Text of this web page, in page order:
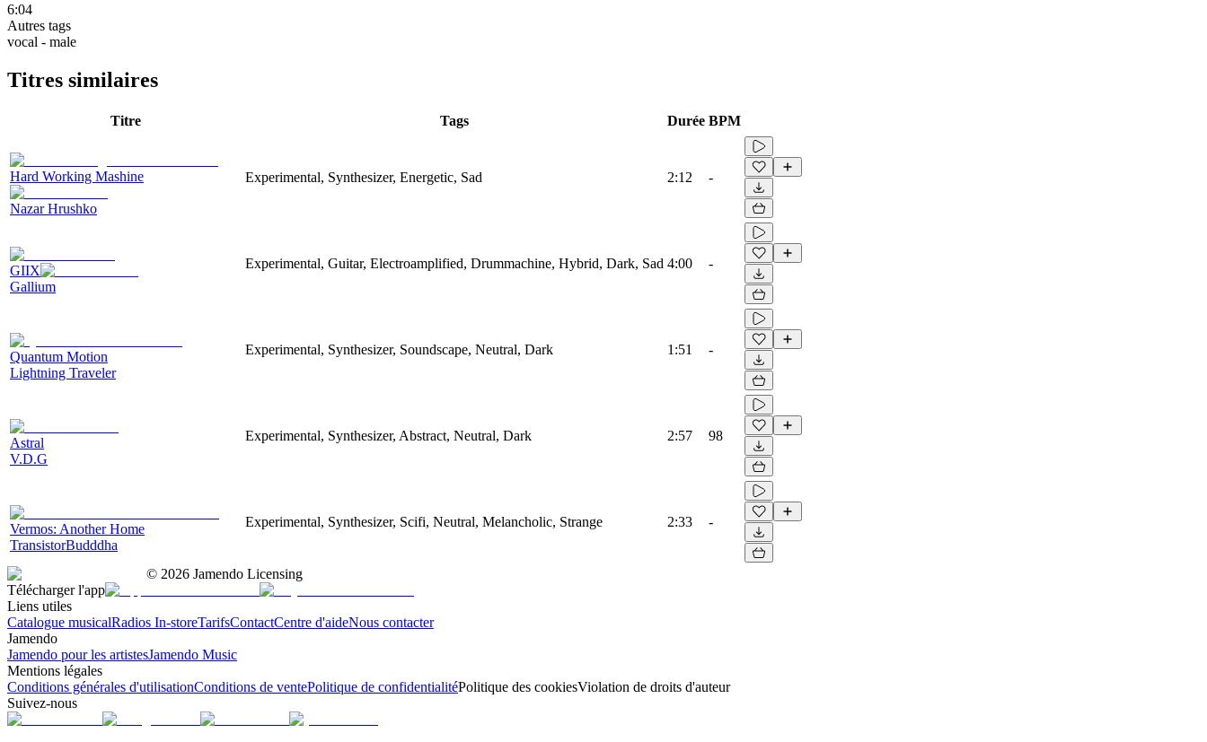
6:04
Autres tags
vocal - male
Titres similaires
Titre Tags Durée BPM
Hard Working Mashine
Nazar Hrushko
Experimental, Synthesizer, Energetic, Sad 2:12 -
GIIX
Gallium
Experimental, Guitar, Electroamplified, Drummachine, Hybrid, Dark, Sad 4:00 -
Quantum Motion
Lightning Traveler
Experimental, Synthesizer, Soundscape, Neutral, Dark 1:51 -
Astral
V.D.G
Experimental, Synthesizer, Abstract, Neutral, Dark 2:57 98
Vermos: Another Home
TransistorBudddha
Experimental, Synthesizer, Scifi, Neutral, Melancholic, Strange 2:33 -
© 2026 Jamendo Licensing
Télécharger l'app
Liens utiles
Catalogue musicalRadios In-storeTarifsContactCentre d'aideNous contacter
Jamendo
Jamendo pour les artistesJamendo Music
Mentions légales
Conditions générales d'utilisationConditions de ventePolitique de confidentialitéPolitique des cookiesViolation de droits d'auteur
Suivez-nous